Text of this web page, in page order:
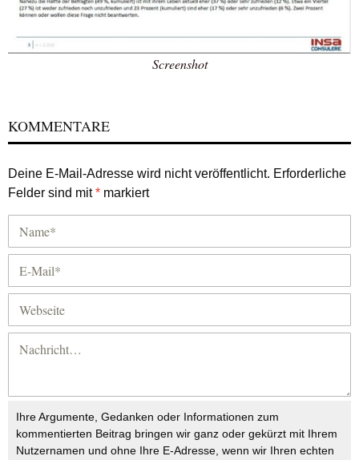
Screenshot
KOMMENTARE
Deine E-Mail-Adresse wird nicht veröffentlicht. Erforderliche
Felder sind mit* markiert
Ihre Argumente, Gedanken oder Informationen zum
kommentierten Beitrag bringen wir ganz oder gekürzt mit Ihrem
Nutzernamen und ohne Ihre E-Adresse, wenn wir Ihren echten